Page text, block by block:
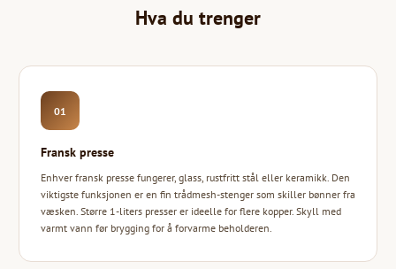
Hva du trenger
01
Fransk presse
Enhver fransk presse fungerer, glass, rustfritt stål eller keramikk. Den
viktigste funksjonen er en fin trådmesh-stenger som skiller bønner fra
væsken. Større 1-liters presser er ideelle for flere kopper. Skyll med
varmt vann før brygging for å forvarme beholderen.